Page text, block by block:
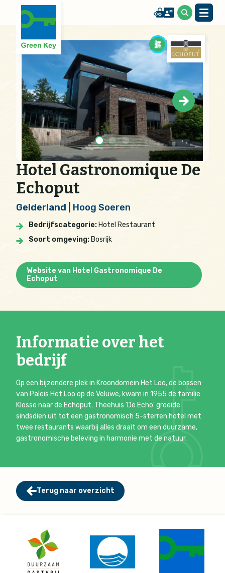
Hotel Gastronomique De
Echoput
Gelderland | Hoog Soeren
Bedrijfscategorie: Hotel Restaurant
Soort omgeving: Bosrijk
Website van Hotel Gastronomique De
Echoput
Informatie over het
bedrijf
Op een bijzondere plek in Kroondomein Het Loo, de bossen
van Paleis Het Loo op de Veluwe, kwam in 1955 de familie
Klosse naar de Echoput. Theehuis 'De Echo' groeide
sindsdien uit tot een gastronomisch 5-sterren hotel met
twee restaurants waarbij alles draait om een duurzame,
gastronomische beleving in harmonie met de natuur.
Terug naar overzicht